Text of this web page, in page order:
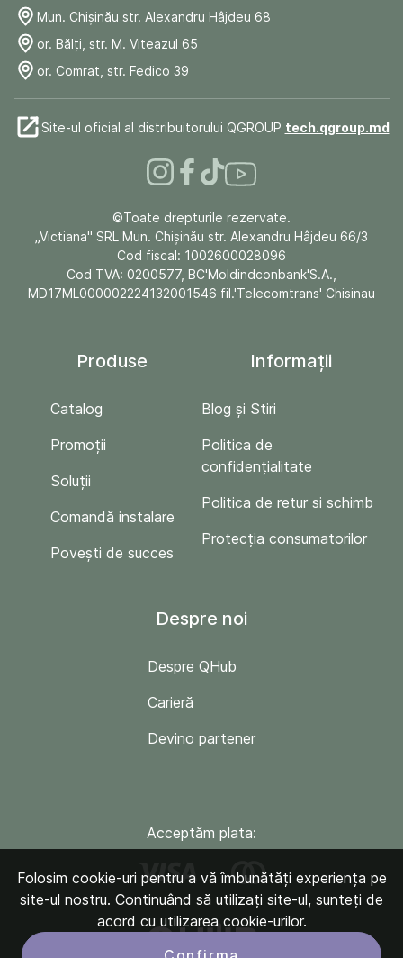
Mun. Chişinău str. Alexandru Hâjdeu 68
or. Bălți, str. M. Viteazul 65
or. Comrat, str. Fedico 39
Site-ul oficial al distribuitorului QGROUP tech.qgroup.md
©Toate drepturile rezervate.
„Victiana" SRL Mun. Chişinău str. Alexandru Hâjdeu 66/3
Cod fiscal: 1002600028096
Cod TVA: 0200577, BC'Moldindconbank'S.A.,
MD17ML000002224132001546 fil.'Telecomtrans' Chisinau
Produse
Catalog
Promoții
Soluții
Comandă instalare
Povești de succes
Informații
Blog și Stiri
Politica de
confidențialitate
Politica de retur si schimb
Protecția consumatorilor
Despre noi
Despre QHub
Carieră
Devino partener
Acceptăm plata:
Folosim cookie-uri pentru a vă îmbunătăți experiența pe
site-ul nostru. Continuând să utilizați site-ul, sunteți de
acord cu utilizarea cookie-urilor.